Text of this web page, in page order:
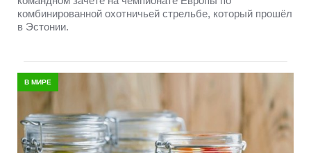
комбинированной охотничьей стрельбе, который прошёл
в Эстонии.
В МИРЕ